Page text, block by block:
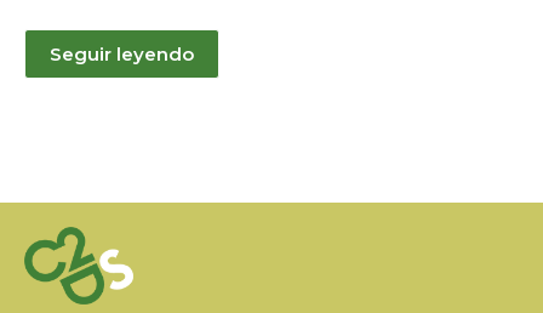
Seguir leyendo